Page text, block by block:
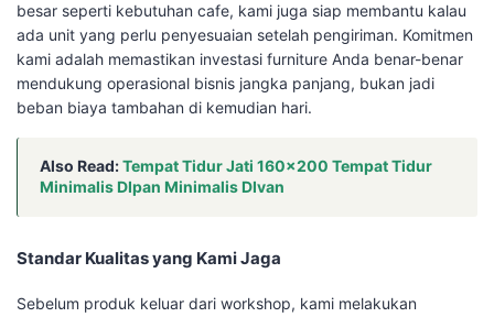
besar seperti kebutuhan cafe, kami juga siap membantu kalau
ada unit yang perlu penyesuaian setelah pengiriman. Komitmen
kami adalah memastikan investasi furniture Anda benar-benar
mendukung operasional bisnis jangka panjang, bukan jadi
beban biaya tambahan di kemudian hari.
Also Read:Tempat Tidur Jati 160×200 Tempat Tidur
Minimalis DIpan Minimalis DIvan
Standar Kualitas yang Kami Jaga
Sebelum produk keluar dari workshop, kami melakukan